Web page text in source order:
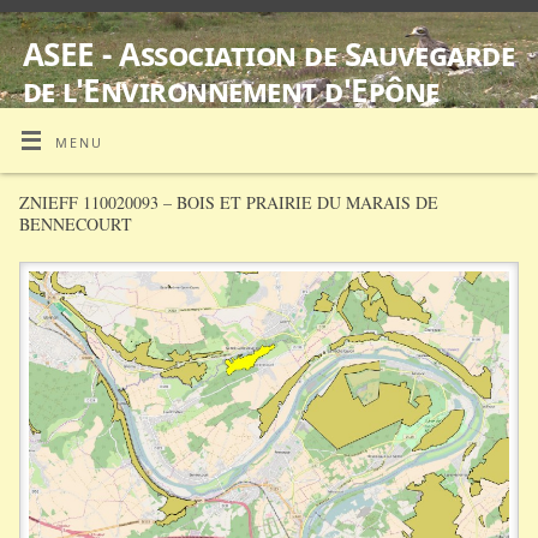
ASEE - Association de Sauvegarde
de l'Environnement d'Epône
MENU
ZNIEFF 110020093 – BOIS ET PRAIRIE DU MARAIS DE
BENNECOURT